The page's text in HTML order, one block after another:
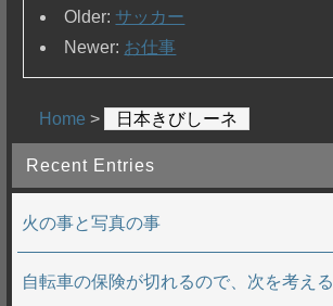
Older:サッカー
Newer: お仕事
Home > 日本きびしーネ
Recent Entries
火の事と写真の事
自転車の保険が切れるので、次を考える